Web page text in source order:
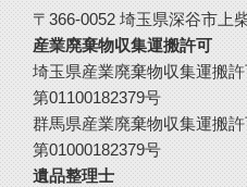
〒366-0052 埼玉県深谷市上
産業廃棄物収集運搬許可
埼玉県産業廃棄物収集運搬
第01100182379号
群馬県産業廃棄物収集運搬
第01000182379号
遺品整理士